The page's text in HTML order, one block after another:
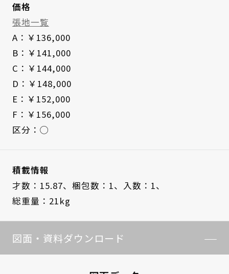
価格
張地一覧
A：￥136,000
B：￥141,000
C：￥144,000
D：￥148,000
E：￥152,000
F：￥156,000
区分：◯
積載情報
才数：15.87、 梱包数：1、 入数：1、
総重量：21kg
図面・資料ダウンロード